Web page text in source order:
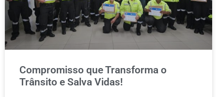
Compromisso que Transforma o
Trânsito e Salva Vidas!